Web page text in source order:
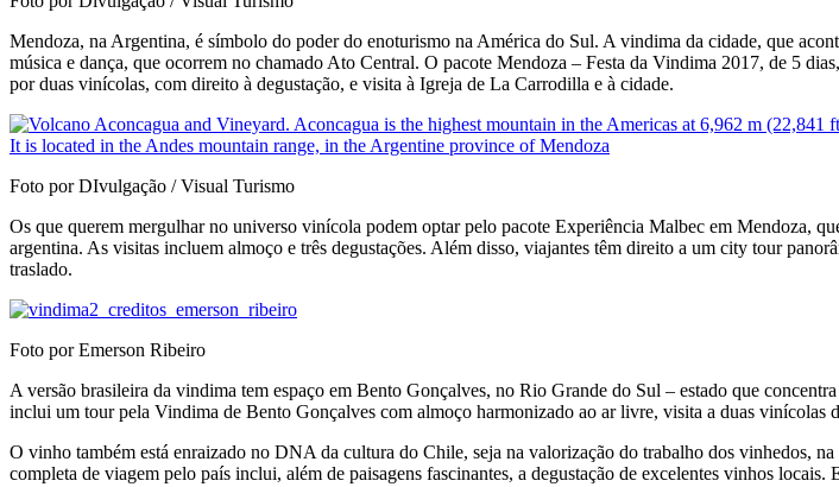
Mendoza, na Argentina, é símbolo do poder do enoturismo na América do Sul. A vindima da cidade, que
música e dança, que ocorrem no chamado Ato Central. O pacote Mendoza – Festa da Vindima 2017, de 5
por duas vinícolas, com direito à degustação, e visita à Igreja de La Carrodilla e à cidade.
Foto por DIvulgação / Visual Turismo
Os que querem mergulhar no universo vinícola podem optar pelo pacote Experiência Malbec em Mendoza,
argentina. As visitas incluem almoço e três degustações. Além disso, viajantes têm direito a um city tour
traslado.
Foto por Emerson Ribeiro
A versão brasileira da vindima tem espaço em Bento Gonçalves, no Rio Grande do Sul – estado que
inclui um tour pela Vindima de Bento Gonçalves com almoço harmonizado ao ar livre, visita a duas
O vinho também está enraizado no DNA da cultura do Chile, seja na valorização do trabalho dos vinhedos,
completa de viagem pelo país inclui, além de paisagens fascinantes, a degustação de excelentes vinhos